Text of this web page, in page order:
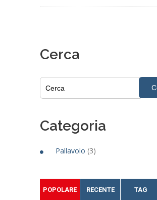
Cerca
Categoria
Pallavolo (3)
POPOLARE RECENTE TAG